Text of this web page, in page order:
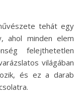
tehát egy
ahol minden elem
felejthetetlen
világában
és ez a darab